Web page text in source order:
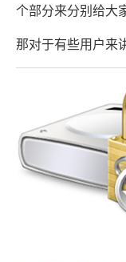
个部分来分别给大
那对于有些用户来